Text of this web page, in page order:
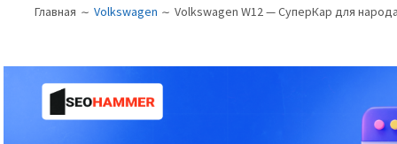
МЕНЮ
САЙТЕ
(ХЛЕБНЫЕ
КРОШКИ)
Главная Volkswagen Volkswagen W12 — СуперКар для